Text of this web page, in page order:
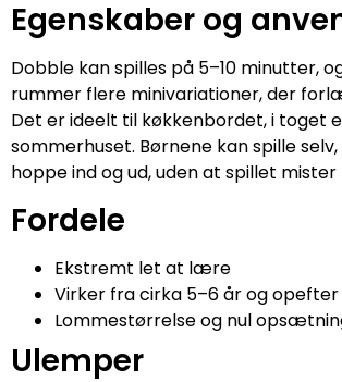
Egenskaber og
Dobble kan spilles på 5–10 minutter,
rummer flere minivariationer, der
Det er ideelt til køkkenbordet, i toget
sommerhuset. Børnene kan spille
hoppe ind og ud, uden at spillet mister
Fordele
Ekstremt let at lære
Virker fra cirka 5–6 år og opefter
Lommestørrelse og nul
Ulemper